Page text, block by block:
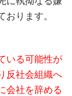
ります。
いる可能性が
反社会組織へ
会社を辞める